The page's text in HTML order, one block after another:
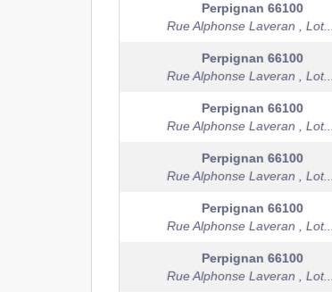
Perpignan 66100
Rue Alphonse Laveran , Lot....
Perpignan 66100
Rue Alphonse Laveran , Lot....
Perpignan 66100
Rue Alphonse Laveran , Lot....
Perpignan 66100
Rue Alphonse Laveran , Lot....
Perpignan 66100
Rue Alphonse Laveran , Lot....
Perpignan 66100
Rue Alphonse Laveran , Lot....